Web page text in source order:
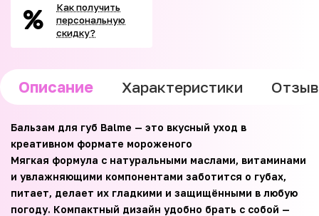
Как получить
персональную
скидку?
Описание Характеристики
Бальзам для губ Balme — это вкусный уход в
креативном формате мороженого
Мягкая формула с натуральными маслами, витаминами
и увлажняющими компонентами заботится о губах,
питает, делает их гладкими и защищёнными в любую
погоду. Компактный дизайн удобно брать с собой —